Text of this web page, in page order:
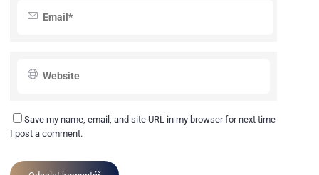
Save my name, email, and site URL in my browser for next time
I post a comment.